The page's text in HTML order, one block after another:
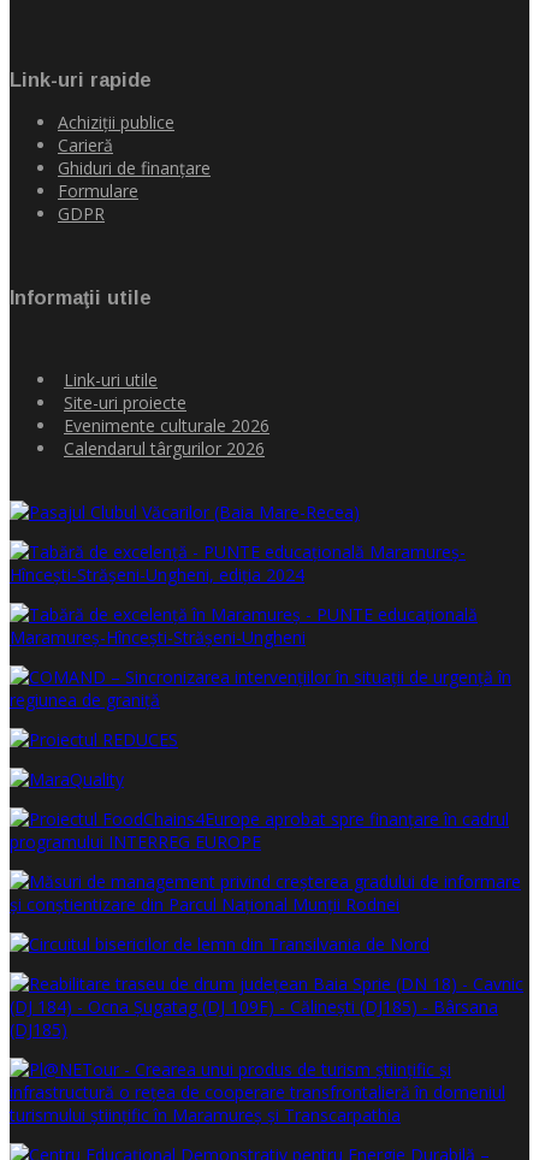
Link-uri rapide
Achiziţii publice
Carieră
Ghiduri de finanţare
Formulare
GDPR
Informaţii utile
Link-uri utile
Site-uri proiecte
Evenimente culturale 2026
Calendarul târgurilor 2026